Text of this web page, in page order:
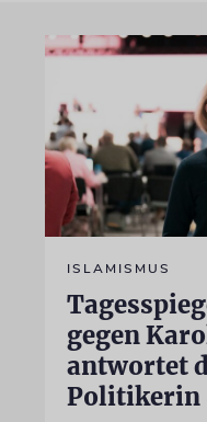
ISLAMISMUS
gegen
antwortet
Politikerin